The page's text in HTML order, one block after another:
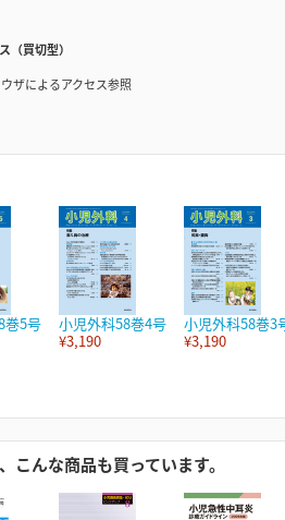
（買切型）
ザによるアクセス参照
巻5号
小児外科58巻4号
¥3,190
小児外科58巻3
¥3,190
こんな商品も買っています。